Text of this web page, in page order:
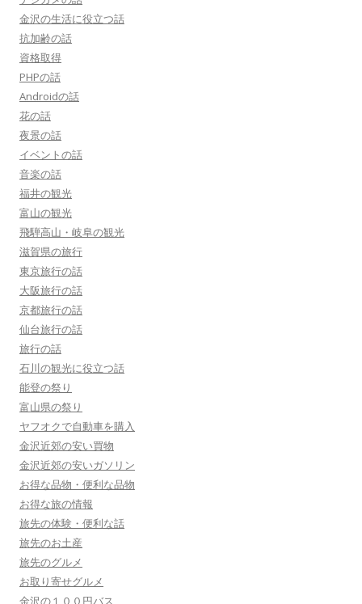
金沢の生活に役立つ話
抗加齢の話
資格取得
PHPの話
Androidの話
花の話
夜景の話
イベントの話
音楽の話
福井の観光
富山の観光
飛騨高山・岐阜の観光
滋賀県の旅行
東京旅行の話
大阪旅行の話
京都旅行の話
仙台旅行の話
旅行の話
石川の観光に役立つ話
能登の祭り
富山県の祭り
ヤフオクで自動車を購入
金沢近郊の安い買物
金沢近郊の安いガソリン
お得な品物・便利な品物
お得な旅の情報
旅先の体験・便利な話
旅先のお土産
旅先のグルメ
お取り寄せグルメ
金沢の１００円バス